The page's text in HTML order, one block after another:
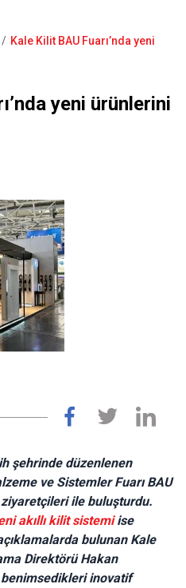
Kale Kilit BAU Fuarı’nda yeni
yeni ürünlerini
şehrinde düzenlenen
ve Sistemler Fuarı BAU
ziyaretçileri ile buluşturdu.
akıllı kilit sistemiise
bulunan Kale
Direktörü Hakan
inovatif